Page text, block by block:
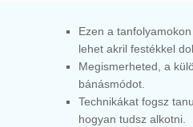
Ezen a
lehet akril festékkel
Megismerheted, a
bánásmódot.
Technikákat fogsz
hogyan tudsz alkotni.